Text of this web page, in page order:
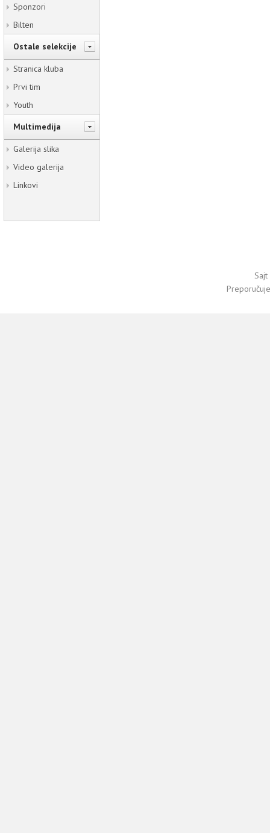
Sponzori
Bilten
Ostale selekcije
Stranica kluba
Prvi tim
Youth
Multimedija
Galerija slika
Video galerija
Linkovi